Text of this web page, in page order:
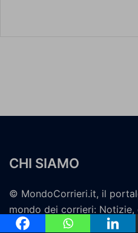
CHI SIAMO
© MondoCorrieri.it, il
mondo dei corrieri:
strada e FAQ per i clienti.